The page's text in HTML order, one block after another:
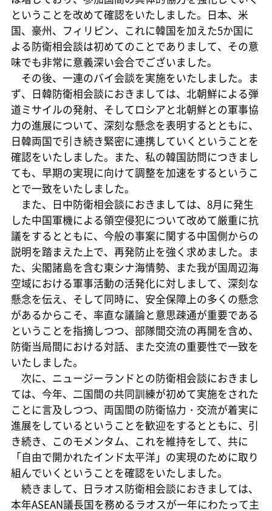
ということを改めて確認をいたしました。日本、米
国、豪州、フィリピン、これに韓国を加えた5か国に
よる防衛相会談は初めてのことでありまして、その意
味でも非常に意義深い会合でございました。
その後、一連のバイ会談を実施をいたしました。ま
ず、日韓防衛相会談におきましては、北朝鮮による弾
道ミサイルの発射、そしてロシアと北朝鮮との軍事協
力の進展について、深刻な懸念を表明するとともに、
日韓両国で引き続き緊密に連携していくということを
確認をいたしました。また、私の韓国訪問につきまし
ても、早期の実現に向けて調整を加速をするというこ
とで一致をいたしました。
また、日中防衛相会談におきましては、8月に発生
した中国軍機による領空侵犯について改めて厳重に抗
議をするとともに、今般の事案に関する中国側からの
説明を踏まえた上で、再発防止を強く求めました。ま
た、尖閣諸島を含む東シナ海情勢、また我が国周辺海
空域における軍事活動の活発化に対しまして、深刻な
懸念を伝え、そして同時に、安全保障上の多くの懸念
があるからこそ、率直な議論と意思疎通が重要である
ということを指摘しつつ、部隊間交流の再開を含め、
防衛当局間における対話、また交流の重要性で一致を
いたしました。
次に、ニュージーランドとの防衛相会談におきまし
ては、今年、二国間の共同訓練が初めて実施をされた
ことに言及しつつ、両国間の防衛協力・交流が着実に
進展をしているということを歓迎をするとともに、引
き続き、このモメンタム、これを維持をして、共に
「自由で開かれたインド太平洋」の実現のために取り
組んでいくということを確認をいたしました。
続きまして、日ラオス防衛相会談におきましては、
本年ASEAN議長国を務めるラオスが一年にわたって主